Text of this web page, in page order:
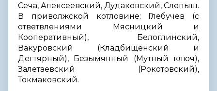
Сеча, Алексеевский, Дудаковский, Слепыш.
В приволжской котловине: Глебучев (с
ответвлениями Мясницкий и
Кооперативный), Белоглинский,
Вакуровский (Кладбищенский и
Дегтярный), Безымянный (Мутный ключ),
Залетаевский (Рокотовский),
Токмаковский.